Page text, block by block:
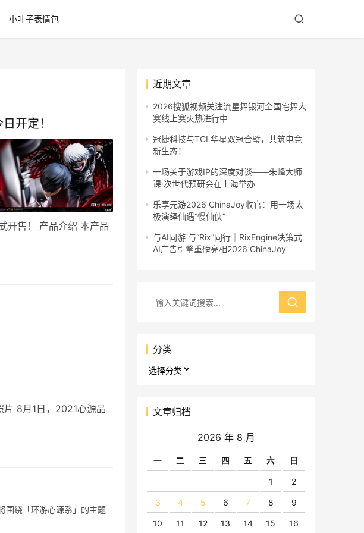
小叶子表情包
开定！
开售！ 产品介绍 本产品
8月1日，2021心源品
围绕「环游心源系」的主题
近期文章
2026搜狐视频关注流星舞银河全国宅舞大
赛线上赛火热进行中
冠捷科技与TCL华星双冠合璧，共筑电竞
新生态！
一场关于游戏IP的深度对谈——朱峰大师
课·次世代预研会在上海举办
乐享元游2026 ChinaJoy收官：用一场太
极演绎仙遇“慢仙侠”
与AI同游 与“Rix”同行｜RixEngine决策式
AI广告引擎重磅亮相2026 ChinaJoy
分类
分
文章归档
2026 年 8 月
一 二 三 四 五 六 日
1 2
3 4 5 6 7 8 9
10 11 12 13 14 15 16